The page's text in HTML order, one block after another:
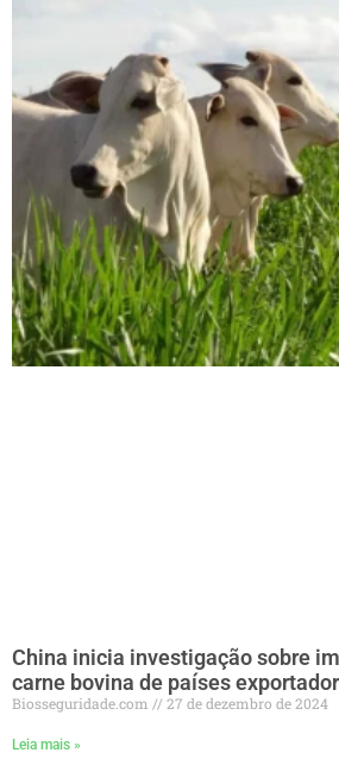
China inicia investigação sobre
carne bovina de países
Biosseguridade.com 27 de dezembro de 2024
Leia mais »